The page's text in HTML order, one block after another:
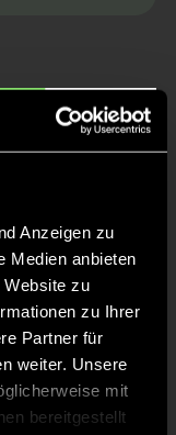
Anzeigen zu
Medien anbieten
Website zu
zu Ihrer
Partner für
weiter. Unsere
mit
bereitgestellt